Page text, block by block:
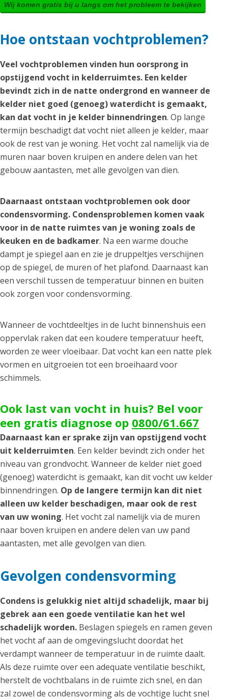
Wij komen gratis bij u langs om het probleem te bekijken
Hoe ontstaan vochtproblemen?
Veel vochtproblemen vinden hun oorsprong in
opstijgend vocht in kelderruimtes. Een kelder
bevindt zich in de natte ondergrond en wanneer de
kelder niet goed (genoeg) waterdicht is gemaakt,
kan dat vocht in je kelder binnendringen. Op lange
termijn beschadigt dat vocht niet alleen je kelder, maar
ook de rest van je woning. Het vocht zal namelijk via de
muren naar boven kruipen en andere delen van het
gebouw aantasten, met alle gevolgen van dien.
Daarnaast ontstaan vochtproblemen ook door
condensvorming. Condensproblemen komen vaak
voor in de natte ruimtes van je woning zoals de
keuken en de badkamer. Na een warme douche
dampt je spiegel aan en zie je druppeltjes verschijnen
op de spiegel, de muren of het plafond. Daarnaast kan
een verschil tussen de temperatuur binnen en buiten
ook zorgen voor condensvorming.
Wanneer de vochtdeeltjes in de lucht binnenshuis een
oppervlak raken dat een koudere temperatuur heeft,
worden ze weer vloeibaar. Dat vocht kan een natte plek
vormen en uitgroeien tot een broeihaard voor
schimmels.
Ook last van vocht in huis? Bel voor
een gratis diagnose op 0800/61.667
Daarnaast kan er sprake zijn van opstijgend vocht
uit kelderruimten. Een kelder bevindt zich onder het
niveau van grondvocht. Wanneer de kelder niet goed
(genoeg) waterdicht is gemaakt, kan dit vocht uw kelder
binnendringen. Op de langere termijn kan dit niet
alleen uw kelder beschadigen, maar ook de rest
van uw woning. Het vocht zal namelijk via de muren
naar boven kruipen en andere delen van uw pand
aantasten, met alle gevolgen van dien.
Gevolgen condensvorming
Condens is gelukkig niet altijd schadelijk, maar bij
gebrek aan een goede ventilatie kan het wel
schadelijk worden. Beslagen spiegels en ramen geven
het vocht af aan de omgevingslucht doordat het
verdampt wanneer de temperatuur in de ruimte daalt.
Als deze ruimte over een adequate ventilatie beschikt,
herstelt de vochtbalans in de ruimte zich snel, en dan
zal zowel de condensvorming als de vochtige lucht snel